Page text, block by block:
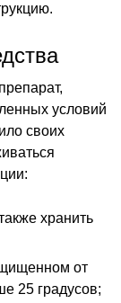
условий
своих
хранить
от
25 градусов;